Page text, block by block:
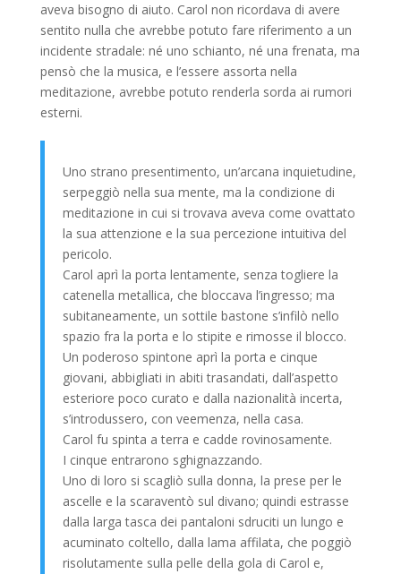
aveva bisogno di aiuto. Carol non ricordava di avere
sentito nulla che avrebbe potuto fare riferimento a un
incidente stradale: né uno schianto, né una frenata, ma
pensò che la musica, e l’essere assorta nella
meditazione, avrebbe potuto renderla sorda ai rumori
esterni.
Uno strano presentimento, un’arcana inquietudine,
serpeggiò nella sua mente, ma la condizione di
meditazione in cui si trovava aveva come ovattato
la sua attenzione e la sua percezione intuitiva del
pericolo.
Carol aprì la porta lentamente, senza togliere la
catenella metallica, che bloccava l’ingresso; ma
subitaneamente, un sottile bastone s’infilò nello
spazio fra la porta e lo stipite e rimosse il blocco.
Un poderoso spintone aprì la porta e cinque
giovani, abbigliati in abiti trasandati, dall’aspetto
esteriore poco curato e dalla nazionalità incerta,
s’introdussero, con veemenza, nella casa.
Carol fu spinta a terra e cadde rovinosamente.
I cinque entrarono sghignazzando.
Uno di loro si scagliò sulla donna, la prese per le
ascelle e la scaraventò sul divano; quindi estrasse
dalla larga tasca dei pantaloni sdruciti un lungo e
acuminato coltello, dalla lama affilata, che poggiò
risolutamente sulla pelle della gola di Carol e,